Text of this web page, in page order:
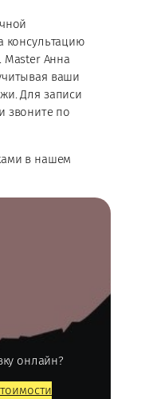
консультацию
Анна
ваши
Для записи
звоните по
в нашем
онлайн?